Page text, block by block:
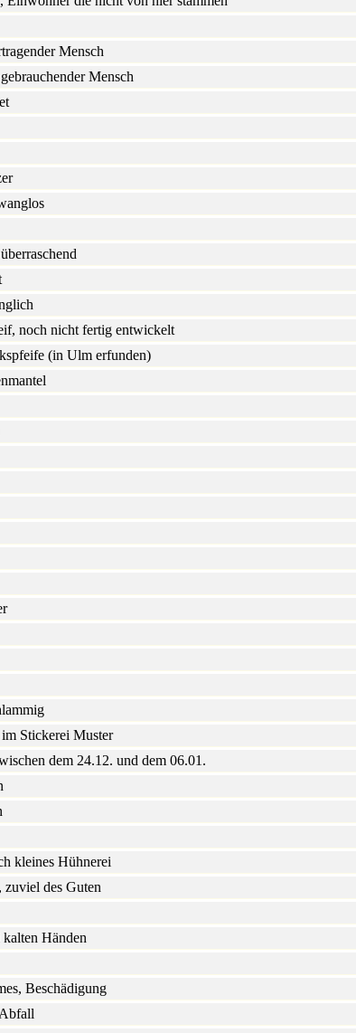
Mensch
Mensch
noch nicht fertig entwickelt
(in Ulm erfunden)
Stickerei Muster
dem 24.12. und dem 06.01.
kleines Hühnerei
zuviel des Guten
kalten Händen
Beschädigung